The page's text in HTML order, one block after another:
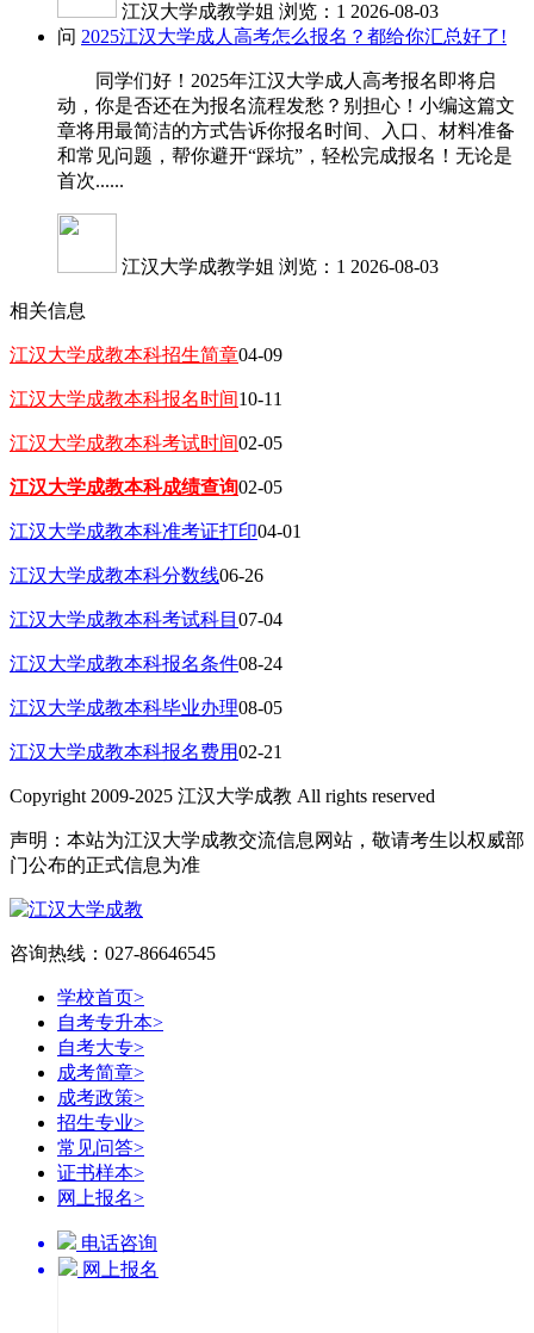
江汉大学成教学姐 浏览：1 2026-08-03
问 2025江汉大学成人高考怎么报名？都给你汇总好了!
同学们好！2025年江汉大学成人高考报名即将启
动，你是否还在为报名流程发愁？别担心！小编这篇文
章将用最简洁的方式告诉你报名时间、入口、材料准备
和常见问题，帮你避开“踩坑”，轻松完成报名！无论是
首次......
江汉大学成教学姐 浏览：1 2026-08-03
相关信息
江汉大学成教本科招生简章04-09
江汉大学成教本科报名时间10-11
江汉大学成教本科考试时间02-05
江汉大学成教本科成绩查询02-05
江汉大学成教本科准考证打印04-01
江汉大学成教本科分数线06-26
江汉大学成教本科考试科目 07-04
江汉大学成教本科报名条件08-24
江汉大学成教本科毕业办理08-05
江汉大学成教本科报名费用02-21
Copyright 2009-2025 江汉大学成教 All rights reserved
声明：本站为江汉大学成教交流信息网站，敬请考生以权威部
门公布的正式信息为准
咨询热线：027-86646545
学校首页>
自考专升本>
自考大专>
成考简章>
成考政策>
招生专业>
常见问答>
证书样本>
网上报名>
电话咨询
网上报名